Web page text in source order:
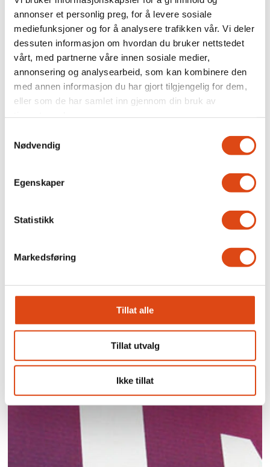
annonser et personlig preg, for å levere sosiale
mediefunksjoner og for å analysere trafikken vår. Vi deler
dessuten informasjon om hvordan du bruker nettstedet
vårt, med partnerne våre innen sosiale medier,
annonsering og analysearbeid, som kan kombinere den
med annen informasjon du har gjort tilgjengelig for dem,
eller som de har samlet inn gjennom din bruk av
Nødvendig
Egenskaper
Statistikk
Markedsføring
Tillat alle
Tillat utvalg
Ikke tillat
Enighet mellom Parat og
Virke: Unngår streik
Parat og Virke mekler på